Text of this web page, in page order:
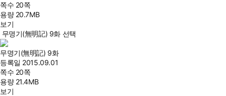
쪽수 20쪽
용량 20.7MB
보기
무명기(無明記) 9화 선택
무명기(無明記) 9화
등록일 2015.09.01
쪽수 20쪽
용량 21.4MB
보기